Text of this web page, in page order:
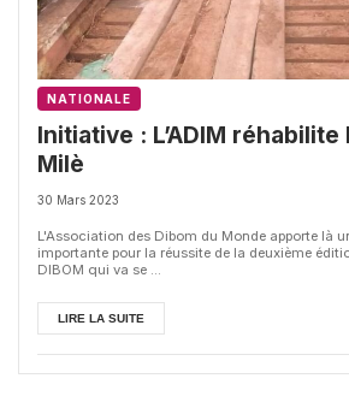
NATIONALE
Initiative : L’ADIM
Milè
30 Mars 2023
L'Association des Dibom du Monde apporte là
importante pour la réussite de la deuxième
DIBOM qui va se ...
LIRE LA SUITE